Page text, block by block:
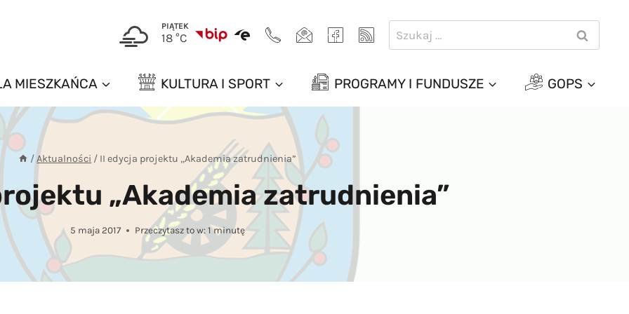
PIĄTEK
18 °C
Szukaj:
MIESZKAŃCA KULTURA I SPORT PROGRAMY I FUNDUSZE GOPS
/Aktualności / II edycja projektu „Akademia zatrudnienia”
„Akademia zatrudnienia”
5 maja 2017 Przeczytasz to w:1minutę